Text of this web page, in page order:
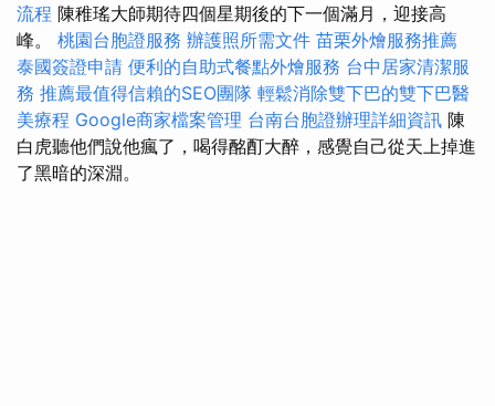
流程 陳稚瑤大師期待四個星期後的下一個滿月，迎接高
峰。 桃園台胞證服務 辦護照所需文件 苗栗外燴服務推薦
泰國簽證申請 便利的自助式餐點外燴服務 台中居家清潔服
務 推薦最值得信賴的SEO團隊 輕鬆消除雙下巴的雙下巴醫
美療程 Google商家檔案管理 台南台胞證辦理詳細資訊 陳
白虎聽他們說他瘋了，喝得酩酊大醉，感覺自己從天上掉進
了黑暗的深淵。